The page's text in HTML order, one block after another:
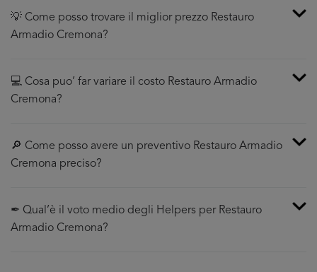
💡 Come posso trovare il miglior prezzo Restauro
Armadio Cremona?
💻 Cosa puo’ far variare il costo Restauro Armadio
Cremona?
🔎 Come posso avere un preventivo Restauro Armadio
Cremona preciso?
✒ Qual’è il voto medio degli Helpers per Restauro
Armadio Cremona?